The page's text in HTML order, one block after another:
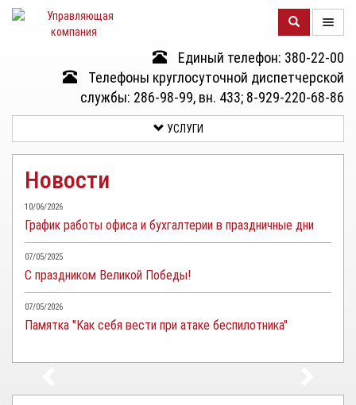
Единый телефон: 380-22-00
Телефоны круглосуточной диспетчерской
службы: 286-98-99, вн. 433; 8-929-220-68-86
КОМПАНИИ
УСЛУГИ
ДОКУМЕНТЫ
ОТЧЕТНОСТЬ
КЛИЕНТАМ
УСЛУГИ
Новости
10/06/2026
График работы офиса и бухгалтерии в праздничные дни
07/05/2025
С праздником Великой Победы!
07/05/2026
Памятка "Как себя вести при атаке беспилотника"